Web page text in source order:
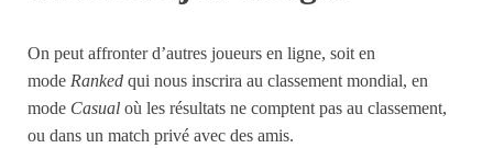
On peut affronter d’autres joueurs en ligne, soit en
mode Ranked qui nous inscrira au classement mondial, en
mode Casual où les résultats ne comptent pas au classement,
ou dans un match privé avec des amis.